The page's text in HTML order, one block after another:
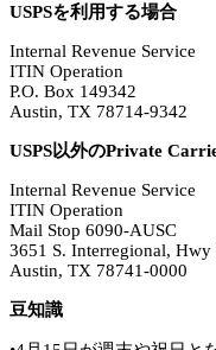
USPSを利用する場合
Internal Revenue Service
ITIN Operation
P.O. Box 149342
Austin, TX 78714-9342
USPS以外のPrivate
Internal Revenue Service
ITIN Operation
Mail Stop 6090-AUSC
3651 S. Interregional, Hwy
Austin, TX 78741-0000
豆知識